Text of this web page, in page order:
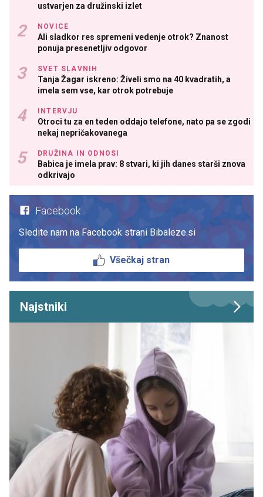
ustvarjen za družinski izlet
NOVICE
Ali sladkor res spremeni vedenje otrok? Znanost
ponuja presenetljiv odgovor
SVET SLAVNIH
Tanja Žagar iskreno: Živeli smo na 40 kvadratih, a
imela sem vse, kar otrok potrebuje
INTERVJU
Otroci tu za en teden oddajo telefone, nato pa se zgodi
nekaj nepričakovanega
DRUŽINA IN ODNOSI
Babica je imela prav: 8 stvari, ki jih danes starši znova
odkrivajo
Facebook
Sledite nam na Facebook strani Bibaleze.si
Všečkaj stran
Najstniki